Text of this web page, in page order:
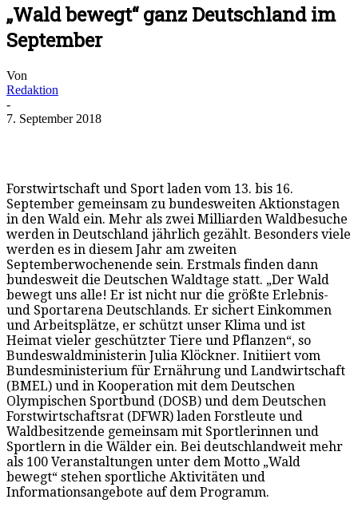
„Wald bewegt“ ganz Deutschland im
September
Von
Redaktion
-
7. September 2018
Forstwirtschaft und Sport laden vom 13. bis 16.
September gemeinsam zu bundesweiten Aktionstagen
in den Wald ein. Mehr als zwei Milliarden Waldbesuche
werden in Deutschland jährlich gezählt. Besonders viele
werden es in diesem Jahr am zweiten
Septemberwochenende sein. Erstmals finden dann
bundesweit die Deutschen Waldtage statt. „Der Wald
bewegt uns alle! Er ist nicht nur die größte Erlebnis-
und Sportarena Deutschlands. Er sichert Einkommen
und Arbeitsplätze, er schützt unser Klima und ist
Heimat vieler geschützter Tiere und Pflanzen“, so
Bundeswaldministerin Julia Klöckner. Initiiert vom
Bundesministerium für Ernährung und Landwirtschaft
(BMEL) und in Kooperation mit dem Deutschen
Olympischen Sportbund (DOSB) und dem Deutschen
Forstwirtschaftsrat (DFWR) laden Forstleute und
Waldbesitzende gemeinsam mit Sportlerinnen und
Sportlern in die Wälder ein. Bei deutschlandweit mehr
als 100 Veranstaltungen unter dem Motto „Wald
bewegt“ stehen sportliche Aktivitäten und
Informationsangebote auf dem Programm.